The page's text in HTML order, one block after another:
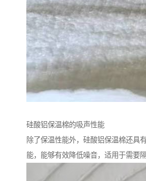
硅酸铝保温棉的吸声性能
除了保温性能外，硅酸铝保温棉还具
能，能够有效降低噪音，适用于需要隔